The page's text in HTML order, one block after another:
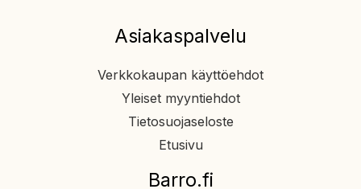
Asiakaspalvelu
Verkkokaupan käyttöehdot
Yleiset myyntiehdot
Tietosuojaseloste
Etusivu
Barro.fi